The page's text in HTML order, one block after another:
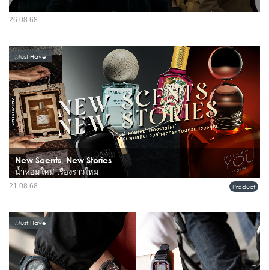
ถ้าจะพูดถึง “แจ็กเก็ตผู้ชาย” ที่ใส่ได้ทั้งบนไซต์งานก่อสร้าง ในสตรีทแฟชั่น หรือแม้แต่
26.08.68
New Scents, New Stories
น้ำหอมใหม่ เรื่องราวใหม่
น้ำหอมไม่ใช่แค่กลิ่น แต่คือ “ภาษาที่มองไม่เห็น” ซึ่งเล่าเรื่องราวของตัวเราแต่ละคน
กลิ่นหอมบางกลิ่นพาเราย้อนกลับไปหาความทรงจำ บางกลิ่นบอกถึงบุคลิกภาพ และ
Must Have
Product
21.08.68
Must Have